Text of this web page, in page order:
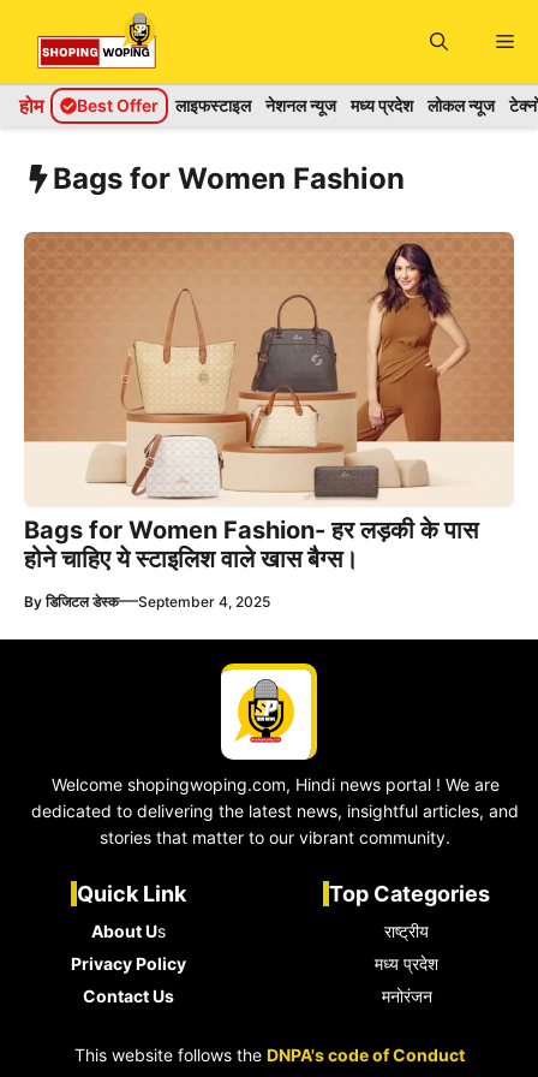
content
होम Best Offer लाइफस्टाइल नेशनल न्यूज मध्य प्रदेश लोकल न्यूज
Bags for Women Fashion
Bags for Women Fashion- हर लड़की के पास
होने चाहिए ये स्टाइलिश वाले खास बैग्स।
Byडिजिटल डेस्क—September 4, 2025
Welcome shopingwoping.com, Hindi news portal ! We are
dedicated to delivering the latest news, insightful articles, and
stories that matter to our vibrant community.
Quick Link
About Us
Privacy Policy
Contact Us
Top Categories
राष्ट्रीय
मध्य प्रदेश
मनोरंजन
This website follows the DNPA's code of Conduct